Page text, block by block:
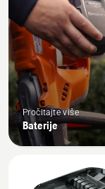
Pročitajte više
Baterije